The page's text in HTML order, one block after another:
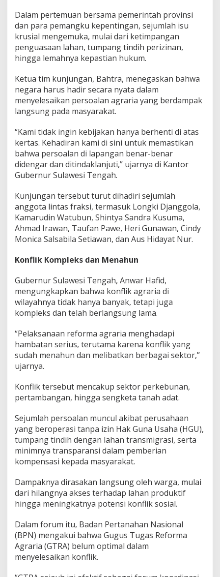
Dalam pertemuan bersama pemerintah provinsi
dan para pemangku kepentingan, sejumlah isu
krusial mengemuka, mulai dari ketimpangan
penguasaan lahan, tumpang tindih perizinan,
hingga lemahnya kepastian hukum.
Ketua tim kunjungan, Bahtra, menegaskan bahwa
negara harus hadir secara nyata dalam
menyelesaikan persoalan agraria yang berdampak
langsung pada masyarakat.
“Kami tidak ingin kebijakan hanya berhenti di atas
kertas. Kehadiran kami di sini untuk memastikan
bahwa persoalan di lapangan benar-benar
didengar dan ditindaklanjuti,” ujarnya di Kantor
Gubernur Sulawesi Tengah.
Kunjungan tersebut turut dihadiri sejumlah
anggota lintas fraksi, termasuk Longki Djanggola,
Kamarudin Watubun, Shintya Sandra Kusuma,
Ahmad Irawan, Taufan Pawe, Heri Gunawan, Cindy
Monica Salsabila Setiawan, dan Aus Hidayat Nur.
Konflik Kompleks dan Menahun
Gubernur Sulawesi Tengah, Anwar Hafid,
mengungkapkan bahwa konflik agraria di
wilayahnya tidak hanya banyak, tetapi juga
kompleks dan telah berlangsung lama.
“Pelaksanaan reforma agraria menghadapi
hambatan serius, terutama karena konflik yang
sudah menahun dan melibatkan berbagai sektor,”
ujarnya.
Konflik tersebut mencakup sektor perkebunan,
pertambangan, hingga sengketa tanah adat.
Sejumlah persoalan muncul akibat perusahaan
yang beroperasi tanpa izin Hak Guna Usaha (HGU),
tumpang tindih dengan lahan transmigrasi, serta
minimnya transparansi dalam pemberian
kompensasi kepada masyarakat.
Dampaknya dirasakan langsung oleh warga, mulai
dari hilangnya akses terhadap lahan produktif
hingga meningkatnya potensi konflik sosial.
Dalam forum itu, Badan Pertanahan Nasional
(BPN) mengakui bahwa Gugus Tugas Reforma
Agraria (GTRA) belum optimal dalam
menyelesaikan konflik.